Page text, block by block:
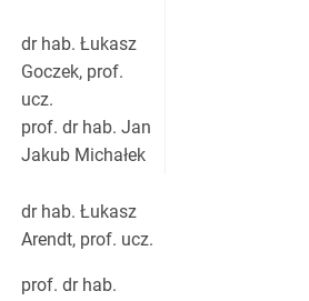
dr hab. Łukasz
Goczek, prof.
ucz.
prof. dr hab. Jan
Jakub Michałek
dr hab. Łukasz
Arendt, prof. ucz.
prof. dr hab.